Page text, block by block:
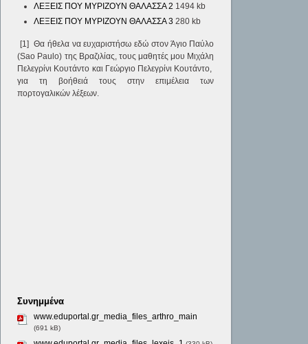
ΛΕΞΕΙΣ ΠΟΥ ΜΥΡΙΖΟΥΝ ΘΑΛΑΣΣΑ 2 1494 kb
ΛΕΞΕΙΣ ΠΟΥ ΜΥΡΙΖΟΥΝ ΘΑΛΑΣΣΑ 3 280 kb
[1] Θα ήθελα να ευχαριστήσω εδώ στον Άγιο Παύλο
(Sao Paulo) της Βραζιλίας, τους μαθητές μου Μιχάλη
Πελεγρίνι Κουτάντο και Γεώργιο Πελεγρίνι Κουτάντο,
για τη βοήθειά τους στην επιμέλεια των
πορτογαλικών λέξεων.
Συνημμένα
www.eduportal.gr_media_files_arthro_main
(691 kB)